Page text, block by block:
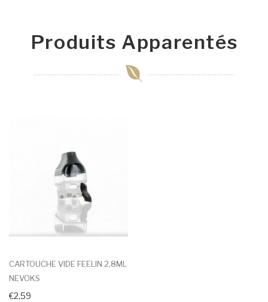
Produits Apparentés
CARTOUCHE VIDE FEELIN 2,8ML
NEVOKS
€2,59